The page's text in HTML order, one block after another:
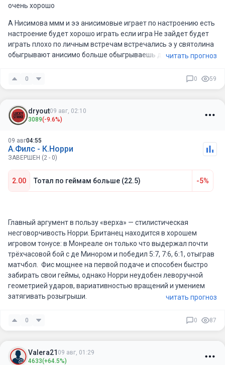
очень хорошо
А Нисимова ммм и ээ анисимовые играет по настроению есть
настроение будет хорошо играть если игра Не зайдет будет
играть плохо по личным встречам встречались э у святолина
обыгрывают анисимо больше обыгрываешь даже вот а
думаю что сидориной сейчас находясь такой в отличной
читать прогноз
0 0 59
dryout09 авг, 02:10
3089(-9.6%)
09 авг04:55
А.Филс - К.Норри
ЗАВЕРШЕН (2 - 0)
2.00 Тотал по геймам больше (22.5) -5%
Главный аргумент в пользу «верха» — стилистическая
несговорчивость Норри. Британец находится в хорошем
игровом тонусе: в Монреале он только что выдержал почти
трёхчасовой бой с де Минором и победил 5:7, 7:6, 6:1, отыграв
матчбол. Фис мощнее на первой подаче и способен быстро
забирать свои геймы, однако Норри неудобен леворучной
геометрией ударов, вариативностью вращений и умением
затягивать розыгрыши.
идеальные 8–0 в решающих сетах, а на харде — 10–0 против
легко.
читать прогноз
0 0 87
Valera21 09 авг, 01:29
4633(+64.5%)